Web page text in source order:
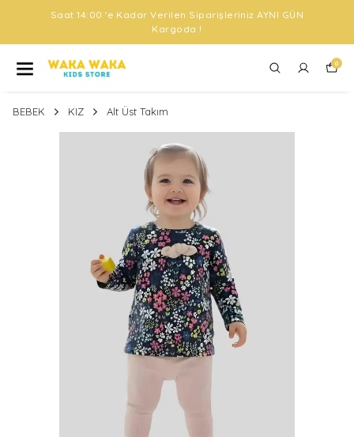
Saat 14:00 'e Kadar Verilen Siparişleriniz AYNI GÜN
Kargoda !
0
BEBEK KIZ Alt Üst Takım